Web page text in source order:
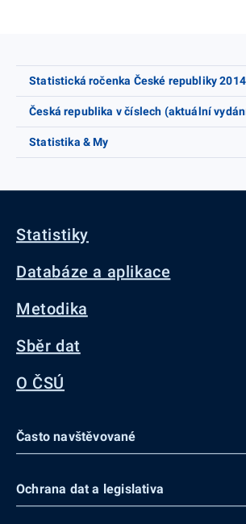
Statistická ročenka České republiky 2014
Česká republika v číslech (aktuální
Statistika & My
Statistiky
Databáze a aplikace
Metodika
Sběr dat
O ČSÚ
Často navštěvované
Ochrana dat a legislativa